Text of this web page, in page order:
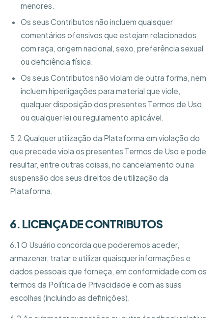
menores.
Os seus Contributos não incluem quaisquer
comentários ofensivos que estejam relacionados
com raça, origem nacional, sexo, preferência sexual
ou deficiência física.
Os seus Contributos não violam de outra forma, nem
incluem hiperligações para material que viole,
qualquer disposição dos presentes Termos de Uso,
ou qualquer lei ou regulamento aplicável.
5.2 Qualquer utilização da Plataforma em violação do
que precede viola os presentes Termos de Uso e pode
resultar, entre outras coisas, no cancelamento ou na
suspensão dos seus direitos de utilização da
Plataforma.
6. LICENÇA DE CONTRIBUTOS
6.1 O Usuário concorda que poderemos aceder,
armazenar, tratar e utilizar quaisquer informações e
dados pessoais que forneça, em conformidade com os
termos da Política de Privacidade e com as suas
escolhas (incluindo as definições).